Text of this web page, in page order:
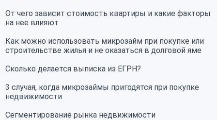
От чего зависит стоимость квартиры и какие факторы
на нее влияют
Как можно использовать микрозайм при покупке или
строительстве жилья и не оказаться в долговой яме
Сколько делается выписка из ЕГРН?
3 случая, когда микрозаймы пригодятся при покупке
недвижимости
Сегментирование рынка недвижимости